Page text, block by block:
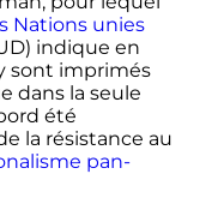
Nations unies
indique en
sont imprimés
dans la seule
été
la résistance au
pan-